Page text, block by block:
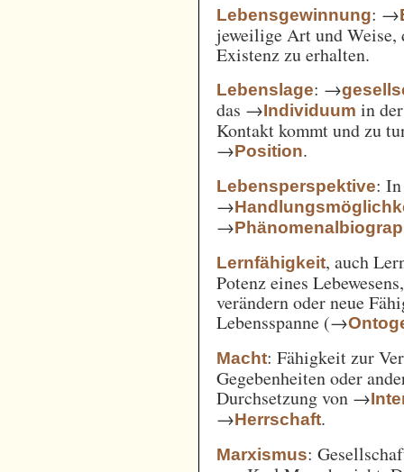
Lebensgewinnung: →
jeweilige Art und
Existenz zu erhalten.
Lebenslage: →
das →Individuum in
Kontakt kommt und zu
→Position.
Lebensperspektive:
→
→
Lernfähigkeit, auch
Potenz eines
verändern oder neue
Lebensspanne (→
Macht: Fähigkeit zur
Gegebenheiten oder
Durchsetzung von →
→Herrschaft.
Marxismus: